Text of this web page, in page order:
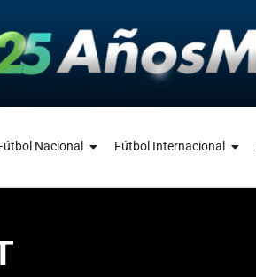
Nacional Fútbol Internacional